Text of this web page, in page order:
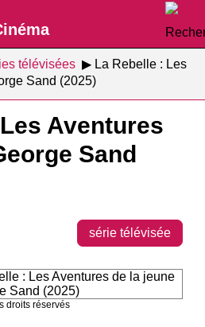
télévisées
La Rebelle : Les
Sand (2025)
Aventures
Sand
série télévisée
droits réservés